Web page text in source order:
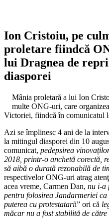
Ion Cristoiu, pe
proletare fiindcă
lui Dragnea de
diasporei
Mânia proletară a lui Ion
multe ONG-uri, care
Victoriei, fiindcă în comunicatul
Azi se împlinesc 4 ani de la
la mitingul diasporei din 10
comunicat, pedepsirea
2018, printr-o anchetă corectă,
să aibă o durată rezonabilă de
respectivelor ONG-uri atrag
acea vreme, Carmen Dan, nu i-a
pentru folosirea Jandarmeriei
puterea cu protestatarii” ori că
măcar nu a fost stabilită de